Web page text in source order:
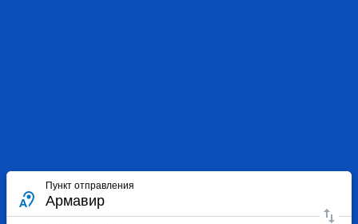
Пункт отправления